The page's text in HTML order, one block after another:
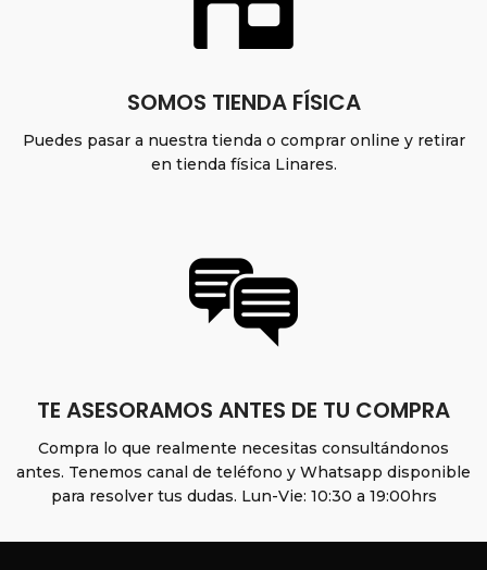
SOMOS TIENDA FÍSICA
Puedes pasar a nuestra tienda o comprar online y retirar
en tienda física Linares.
TE ASESORAMOS ANTES DE TU COMPRA
Compra lo que realmente necesitas consultándonos
antes. Tenemos canal de teléfono y Whatsapp disponible
para resolver tus dudas. Lun-Vie: 10:30 a 19:00hrs